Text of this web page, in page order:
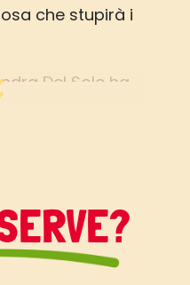
che stupirà i
Del Sole ha
crostatine
pasta brisè,
agli